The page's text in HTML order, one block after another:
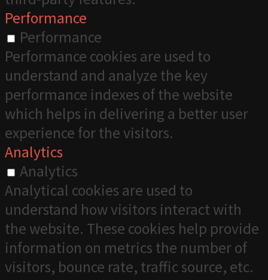
Performance
Performance
Performance cookies are used to
understand and analyze the key
performance indexes of the website
which helps in delivering a better user
experience for the visitors.
Analytics
Analytics
Analytical cookies are used to
understand how visitors interact with
the website. These cookies help provide
information on metrics the number of
visitors, bounce rate, traffic source, etc.